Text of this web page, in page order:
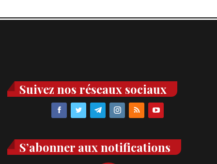
Suivez nos réseaux sociaux
S’abonner aux notifications